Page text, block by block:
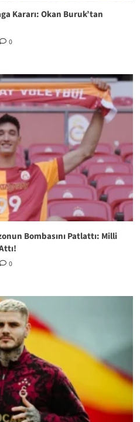
Kararı: Okan Buruk’tan
0
Bombasını Patlattı: Milli
0